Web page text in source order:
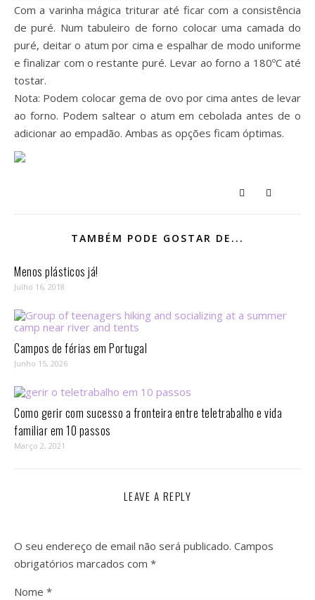
Com a varinha mágica triturar até ficar com a consistência
de puré. Num tabuleiro de forno colocar uma camada do
puré, deitar o atum por cima e espalhar de modo uniforme
e finalizar com o restante puré. Levar ao forno a 180ºC até
tostar.
Nota: Podem colocar gema de ovo por cima antes de levar
ao forno. Podem saltear o atum em cebolada antes de o
adicionar ao empadão. Ambas as opções ficam óptimas.
TAMBÉM PODE GOSTAR DE...
Menos plásticos já!
Julho 16, 2018
Campos de férias em Portugal
Junho 15, 2026
Como gerir com sucesso a fronteira entre teletrabalho e vida
familiar em 10 passos⁣
Março 2, 2021
LEAVE A REPLY
O seu endereço de email não será publicado. Campos
obrigatórios marcados com *
Nome *